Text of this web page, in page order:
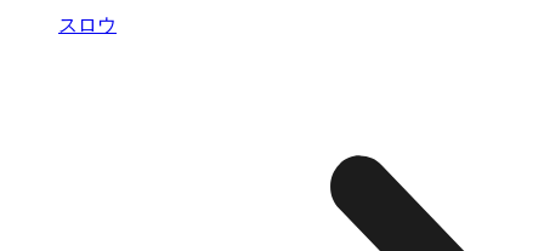
スロウ